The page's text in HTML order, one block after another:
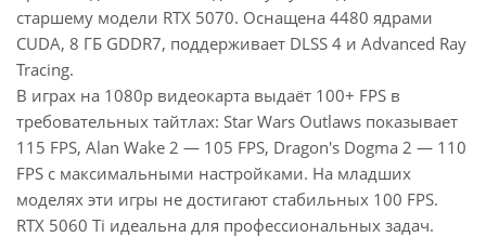
старшему модели RTX 5070. Оснащена 4480 ядрами
CUDA, 8 ГБ GDDR7, поддерживает DLSS 4 и Advanced Ray
Tracing.
В играх на 1080p видеокарта выдаёт 100+ FPS в
требовательных тайтлах: Star Wars Outlaws показывает
115 FPS, Alan Wake 2 — 105 FPS, Dragon's Dogma 2 — 110
FPS с максимальными настройками. На младших
моделях эти игры не достигают стабильных 100 FPS.
RTX 5060 Ti идеальна для профессиональных задач.